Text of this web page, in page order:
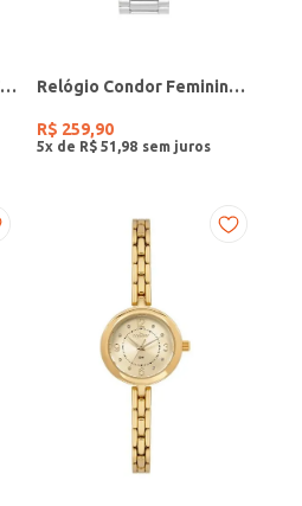
Kit Relógio + Acessório Feminino DOURADO Relógio Condor Feminino PRATA
R$ 259,90
5x de R$ 51 98